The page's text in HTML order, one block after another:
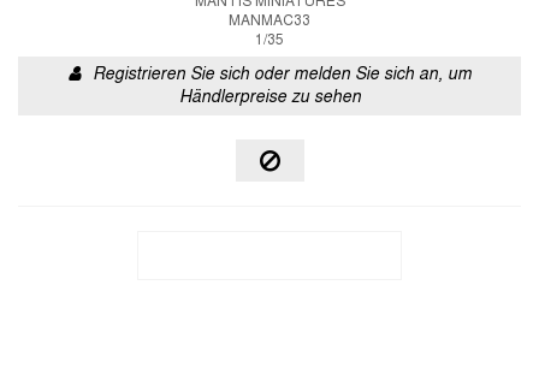
MANMAC33
1/35
Registrieren Sie sich oder melden Sie sich an, um
Händlerpreise zu sehen